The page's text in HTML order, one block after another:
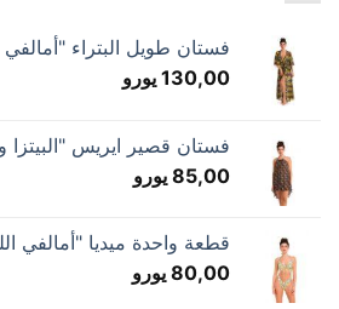
فستان طويل البتراء "أمالفي
130,00 يورو
فستان قصير ايريس "البيتزا
85,00 يورو
قطعة واحدة ميديا "أمالفي
80,00 يورو